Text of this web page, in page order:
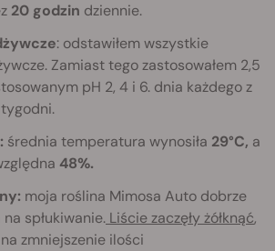
20 godzin dziennie.
: odstawiłem wszystkie
Zamiast tego zastosowałem 2,5
pH 2, 4 i 6. dnia każdego z
średnia temperatura wynosiła 29°C, a
48%.
moja roślina Mimosa Auto dobrze
na spłukiwanie. Liście zaczęły żółknąć,
zmniejszenie ilości